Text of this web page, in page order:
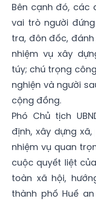
Bên cạnh đó, các
vai trò người
tra, đôn đốc,
nhiệm vụ xây
túy; chú trọng
nghiện và người
cộng đồng.
Phó Chủ tịch
định, xây dựng
nhiệm vụ quan
cuộc quyết liệt
toàn xã hội,
thành phố Huế